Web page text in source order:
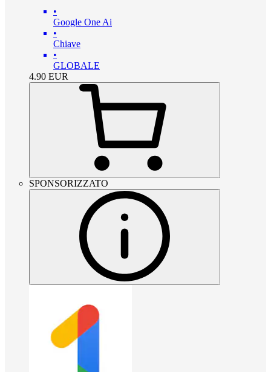
•
Google One Ai
•
Chiave
•
GLOBALE
4.90 EUR
SPONSORIZZATO